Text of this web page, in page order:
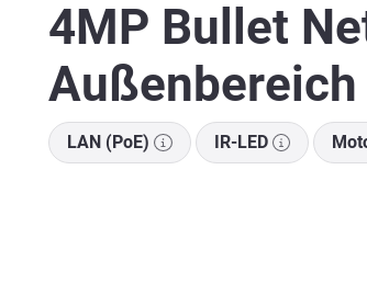
4MP Bullet
Außenbereich
LAN (PoE) IR-LED